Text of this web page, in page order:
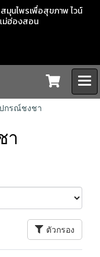
มุนไพรเพื่อสุขภาพ ไวน์
ม่ฮ่องสอน
กรณ์ชงชา
า
ตัวกรอง